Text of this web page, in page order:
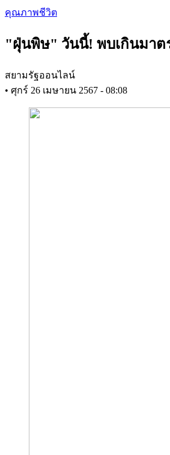
Skip
to
content
คุณภาพชีวิต
"ฝุ่นพิษ" วันนี้! พบเกินมาต
สยามรัฐออนไลน์
• ศุกร์ 26 เมษายน 2567 - 08:08